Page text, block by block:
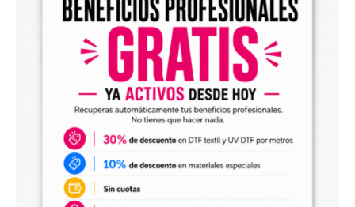
Los archivos están pensados para facilitar la preparación
de tus impresiones y ayudarte a crear nuevas colecciones
sin tener que diseñar cada imagen desde cero. Solo
tendrás que adaptar el tamaño a tus necesidades, preparar
el archivo en tu programa de impresión y producirlo con tu
maquinaria DTF.
Diseños digitales para impresión UV DTF
También encontrarás
perfectos para personalizar vasos, botellas, termos, cajas,